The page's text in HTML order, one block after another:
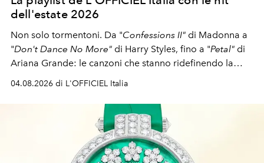
dell'estate 2026
Non solo tormentoni. Da "Confessions II" di Madonna a
"Don't Dance No More" di Harry Styles, fino a "Petal" di
Ariana Grande: le canzoni che stanno ridefinendo la
04.08.2026 di L'OFFICIEL Italia